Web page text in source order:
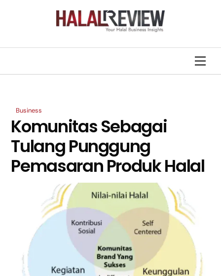
Komunitas Sebagai
Tulang Punggung
Pemasaran Produk Halal
Business
To
Top